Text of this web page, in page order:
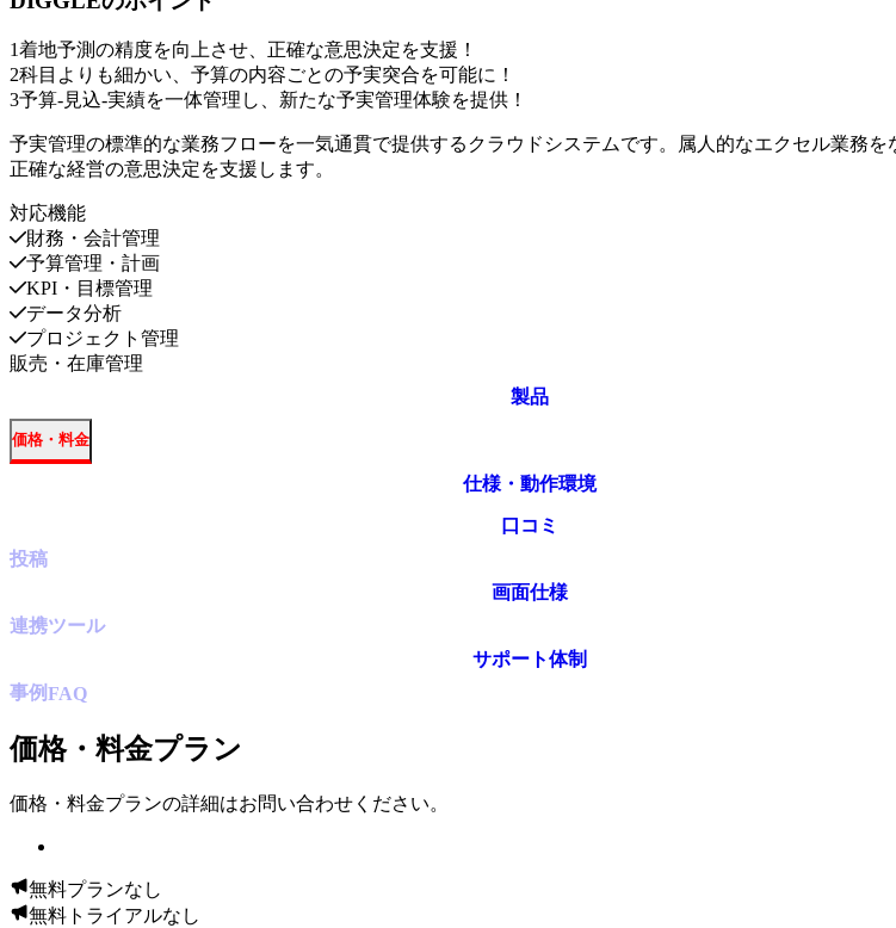
1着地予測の精度を向上させ、正確な意思決定を支援！
2科目よりも細かい、予算の内容ごとの予実突合を可能に！
3予算-見込-実績を一体管理し、新たな予実管理体験を提供！
予実管理の標準的な業務フローを一気通貫で提供するクラウドシステムです。属人的なエクセル業務を
正確な経営の意思決定を支援します。
対応機能
財務・会計管理
予算管理・計画
KPI・目標管理
データ分析
プロジェクト管理
販売・在庫管理
製品
価格・料金
仕様・動作環境
口コミ
投稿
画面仕様
連携ツール
サポート体制
事例FAQ
価格・料金プラン
価格・料金プランの詳細はお問い合わせください。
無料プランなし
無料トライアルなし